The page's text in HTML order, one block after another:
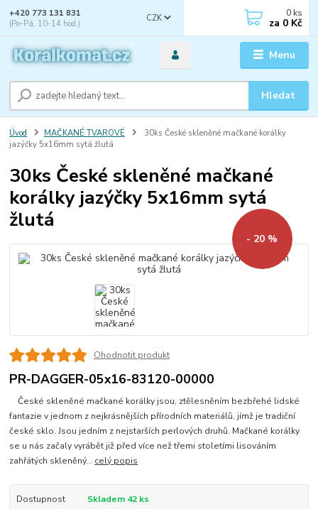
Menu
CZK
Hledat
+420 773 131 831
(Po-Pá, 10-14 hod.)
0 ks
za 0 Kč
Úvod MAČKANÉ TVAROVÉ
30ks České skleněné mačkané korálky
jazýčky 5x16mm sytá žlutá
30ks České skleněné mačkané
korálky jazýčky 5x16mm sytá
žlutá
- 20 %
Ohodnotit produkt
PR-DAGGER-05x16-83120-00000
České skleněné mačkané korálky jsou, ztělesněním bezbřehé lidské
fantazie v jednom z nejkrásnějších přírodních materiálů, jímž je tradiční
české sklo. Jsou jedním z nejstarších perlových druhů. Mačkané korálky
se u nás začaly vyrábět již před více než třemi stoletími lisováním
zahřátých skleněný... celý popis
Dostupnost
Skladem 42 ks